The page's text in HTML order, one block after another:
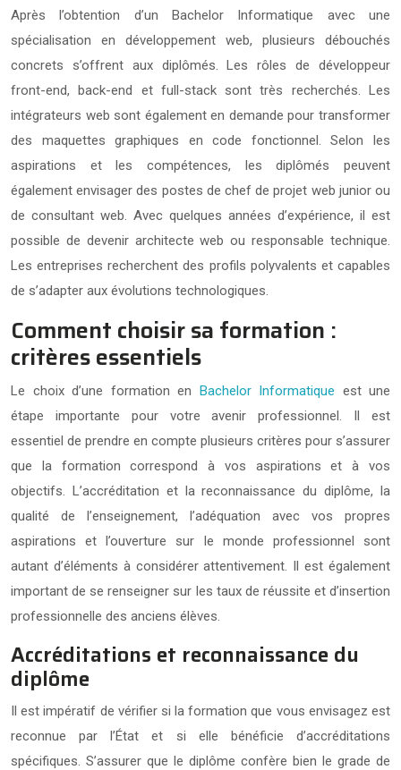
Après l’obtention d’un Bachelor Informatique avec une
spécialisation en développement web, plusieurs débouchés
concrets s’offrent aux diplômés. Les rôles de développeur
front-end, back-end et full-stack sont très recherchés. Les
intégrateurs web sont également en demande pour transformer
des maquettes graphiques en code fonctionnel. Selon les
aspirations et les compétences, les diplômés peuvent
également envisager des postes de chef de projet web junior ou
de consultant web. Avec quelques années d’expérience, il est
possible de devenir architecte web ou responsable technique.
Les entreprises recherchent des profils polyvalents et capables
de s’adapter aux évolutions technologiques.
Comment choisir sa formation :
critères essentiels
Le choix d’une formation en Bachelor Informatique est une
étape importante pour votre avenir professionnel. Il est
essentiel de prendre en compte plusieurs critères pour s’assurer
que la formation correspond à vos aspirations et à vos
objectifs. L’accréditation et la reconnaissance du diplôme, la
qualité de l’enseignement, l’adéquation avec vos propres
aspirations et l’ouverture sur le monde professionnel sont
autant d’éléments à considérer attentivement. Il est également
important de se renseigner sur les taux de réussite et d’insertion
professionnelle des anciens élèves.
Accréditations et reconnaissance du
diplôme
Il est impératif de vérifier si la formation que vous envisagez est
reconnue par l’État et si elle bénéficie d’accréditations
spécifiques. S’assurer que le diplôme confère bien le grade de